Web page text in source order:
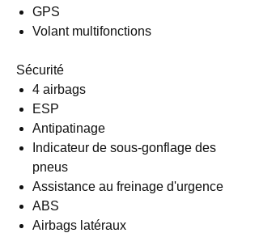
GPS
Volant multifonctions
Sécurité
4 airbags
ESP
Antipatinage
Indicateur de sous-gonflage des
pneus
Assistance au freinage d'urgence
ABS
Airbags latéraux